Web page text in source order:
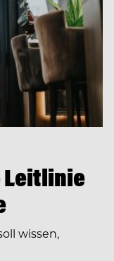
Leitlinie
wissen,